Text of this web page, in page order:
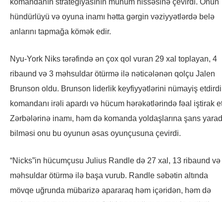
komandanın strategiyasının mühüm hissəsinə çevirdi. Onun
hündürlüyü və oyuna inamı hətta gərgin vəziyyətlərdə belə
anlarını tapmağa kömək edir.
Nyu-York Niks tərəfində ən çox qol vuran 29 xal toplayan, 4
ribaund və 3 məhsuldar ötürmə ilə nəticələnən qolçu Jalen
Brunson oldu. Brunson liderlik keyfiyyətlərini nümayiş
komandanı irəli apardı və hücum hərəkətlərində fəal iştirak
Zərbələrinə inamı, həm də komanda yoldaşlarına şans
bilməsi onu bu oyunun əsas oyunçusuna çevirdi.
“Nicks”in hücumçusu Julius Randle də 27 xal, 13 ribaund və
məhsuldar ötürmə ilə başa vurub. Randle səbətin altında
mövqe uğrunda mübarizə apararaq həm içəridən, həm də